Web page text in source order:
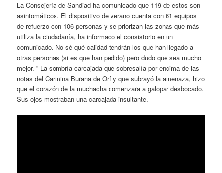
La Consejería de Sandiad ha comunicado que 119 de estos son
asintomáticos. El dispositivo de verano cuenta con 61 equipos
de refuerzo con 106 personas y se priorizan las zonas que más
utiliza la ciudadanía, ha informado el consistorio en un
comunicado. No sé qué calidad tendrán los que han llegado a
otras personas (si es que han pedido) pero dudo que sea mucho
mejor. ” La sombría carcajada que sobresalía por encima de las
notas del Carmina Burana de Orf y que subrayó la amenaza, hizo
que el corazón de la muchacha comenzara a galopar desbocado.
Sus ojos mostraban una carcajada insultante.